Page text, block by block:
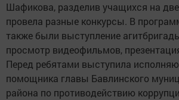
Шафикова, разделив учащихся на
провела разные конкурсы. В
также были выступление
просмотр видеофильмов,
Перед ребятами выступила
помощника главы Бавлинского
района по противодействию